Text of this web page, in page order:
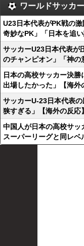
ワールドサッカ
U23日本代表がPK戦の
奇妙なPK」「日本を追
サッカーU23日本代表が
のチャンピオン」「神の
日本の高校サッカー決
出場したかった」【海外
サッカーU-23日本代表
狭すぎる」【海外の反応】
中国人が日本の高校サッ
スーパーリーグと同レベ